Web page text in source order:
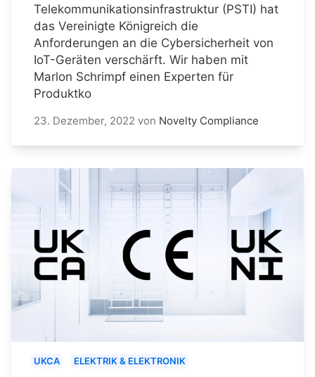
Telekommunikationsinfrastruktur (PSTI) hat
das Vereinigte Königreich die
Anforderungen an die Cybersicherheit von
IoT-Geräten verschärft. Wir haben mit
Marlon Schrimpf einen Experten für
Produktko
23. Dezember, 2022 von Novelty Compliance
UKCA ELEKTRIK & ELEKTRONIK